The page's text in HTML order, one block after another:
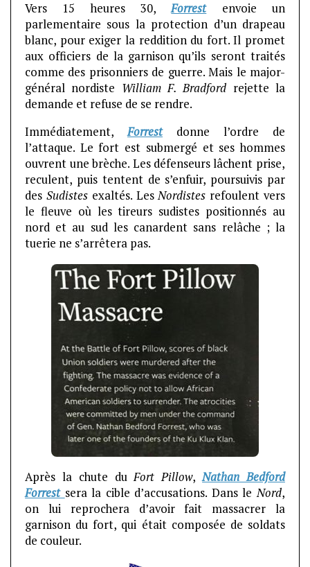
Vers 15 heures 30,Forrestenvoie un
parlementaire sous la protection d’un drapeau
blanc, pour exiger la reddition du fort. Il promet
aux officiers de la garnison qu’ils seront traités
comme des prisonniers de guerre. Mais le major-
général nordiste William F. Bradford rejette la
demande et refuse de se rendre.
Immédiatement,Forrestdonne l’ordre de
l’attaque. Le fort est submergé et ses hommes
ouvrent une brèche. Les défenseurs lâchent prise,
reculent, puis tentent de s’enfuir, poursuivis par
des Sudistesexaltés. LesNordistes refoulent vers
le fleuve où les tireurs sudistes positionnés au
nord et au sud les canardent sans relâche ; la
tuerie ne s’arrêtera pas.
Après la chute duFort Pillow,Nathan Bedford
Forrest sera la cible d’accusations. Dans leNord,
on lui reprochera d’avoir fait massacrer la
garnison du fort, qui était composée de soldats
de couleur.